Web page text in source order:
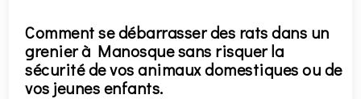
Comment se débarrasser des rats dans un
grenier à Manosque sans risquer la
sécurité de vos animaux domestiques ou de
vos jeunes enfants.